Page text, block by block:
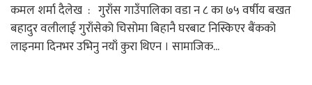
कमल शर्मा दैलेख : गुराँस गाउँपालिका वडा न ८ का ७५ वर्षीय बखत
बहादुर वलीलाई गुराँसेको चिसोमा बिहानै घरबाट निस्किएर बैंकको
लाइनमा दिनभर उभिनु नयाँ कुरा थिएन । सामाजिक...